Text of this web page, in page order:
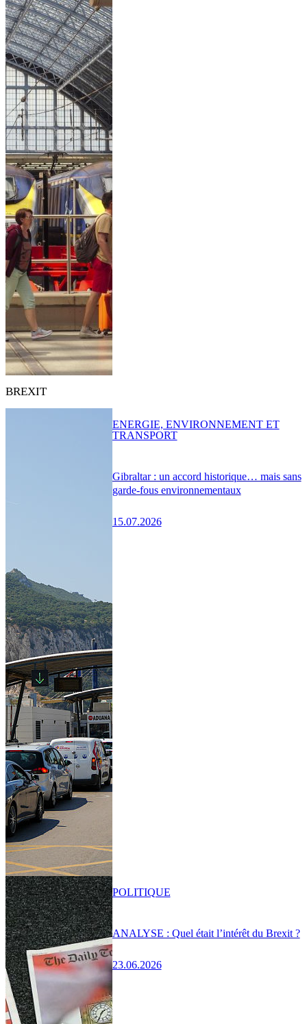
BREXIT
Gibraltar : un accord historique… mais sans
garde-fous environnementaux
15.07.2026
ENERGIE, ENVIRONNEMENT ET
TRANSPORT
ANALYSE : Quel était l’intérêt du Brexit ?
23.06.2026
POLITIQUE